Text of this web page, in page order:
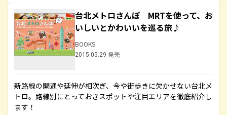
台北メトロさんぽ MRTを使って、お
いしいとかわいいを巡る旅♪
BOOKS
2015.05.29 発売
新路線の開通や延伸が相次ぎ、今や街歩きに欠かせない台北メ
トロ。路線別にとっておきスポットや注目エリアを徹底紹介し
ます！